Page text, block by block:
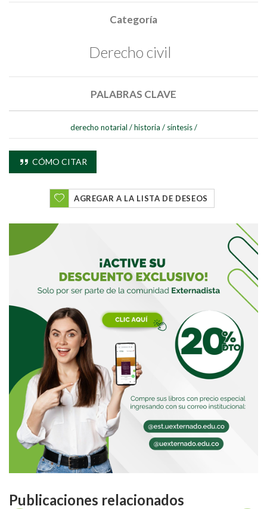
Buscar
Categoría
Derecho civil
PALABRAS CLAVE
derecho notarial / historia / síntesis /
CÓMO CITAR
AGREGAR A LA LISTA DE DESEOS
Publicaciones relacionados